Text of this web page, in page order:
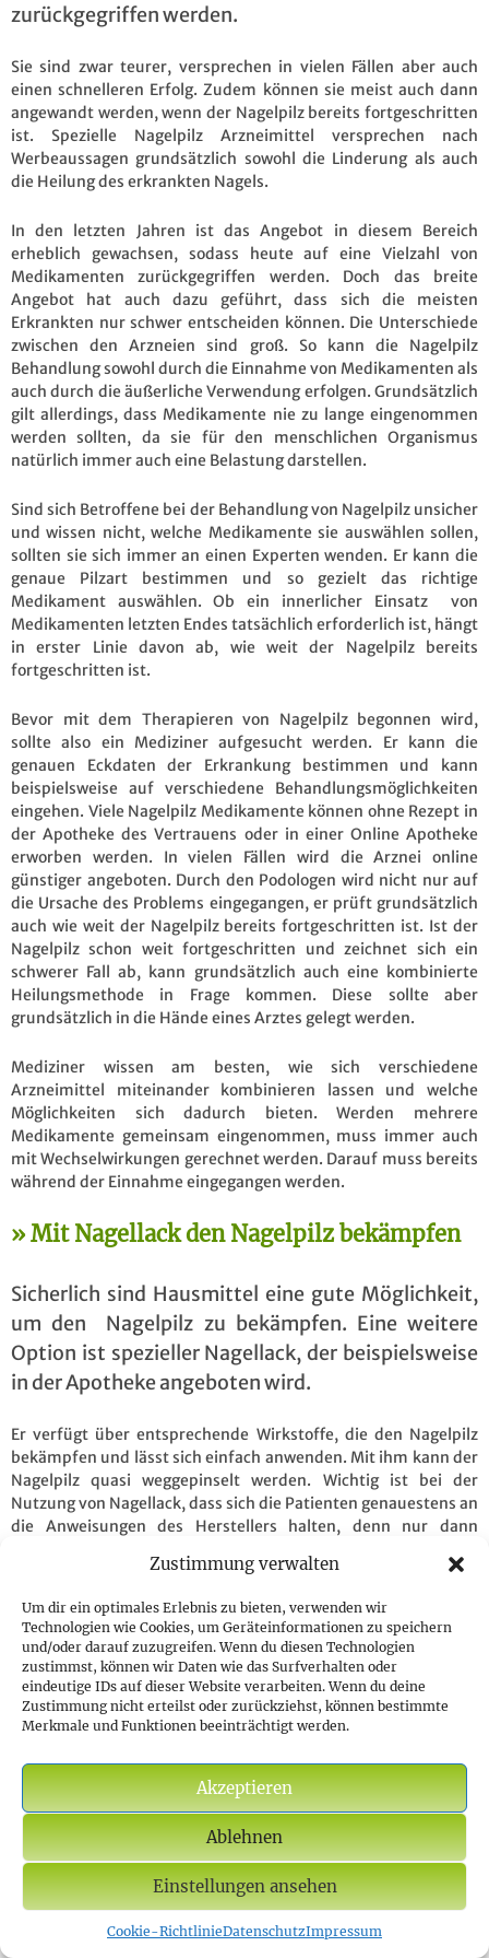
Zustimmung verwalten
Um dir ein optimales Erlebnis zu bieten, verwenden wir
Technologien wie Cookies, um Geräteinformationen zu speichern
und/oder darauf zuzugreifen. Wenn du diesen Technologien
zustimmst, können wir Daten wie das Surfverhalten oder
eindeutige IDs auf dieser Website verarbeiten. Wenn du deine
Zustimmung nicht erteilst oder zurückziehst, können bestimmte
Merkmale und Funktionen beeinträchtigt werden.
Akzeptieren
Ablehnen
Einstellungen ansehen
Cookie-RichtlinieDatenschutzImpressum
zurückgegriffen werden.
Sie sind zwar teurer, versprechen in vielen Fällen aber auch
einen schnelleren Erfolg. Zudem können sie meist auch dann
angewandt werden, wenn der Nagelpilz bereits fortgeschritten
ist. Spezielle Nagelpilz Arzneimittel versprechen nach
Werbeaussagen grundsätzlich sowohl die Linderung als auch
die Heilung des erkrankten Nagels.
In den letzten Jahren ist das Angebot in diesem Bereich
erheblich gewachsen, sodass heute auf eine Vielzahl von
Medikamenten zurückgegriffen werden. Doch das breite
Angebot hat auch dazu geführt, dass sich die meisten
Erkrankten nur schwer entscheiden können. Die Unterschiede
zwischen den Arzneien sind groß. So kann die Nagelpilz
Behandlung sowohl durch die Einnahme von Medikamenten als
auch durch die äußerliche Verwendung erfolgen. Grundsätzlich
gilt allerdings, dass Medikamente nie zu lange eingenommen
werden sollten, da sie für den menschlichen Organismus
natürlich immer auch eine Belastung darstellen.
Sind sich Betroffene bei der Behandlung von Nagelpilz unsicher
und wissen nicht, welche Medikamente sie auswählen sollen,
sollten sie sich immer an einen Experten wenden. Er kann die
genaue Pilzart bestimmen und so gezielt das richtige
Medikament auswählen. Ob ein innerlicher Einsatz von
Medikamenten letzten Endes tatsächlich erforderlich ist, hängt
in erster Linie davon ab, wie weit der Nagelpilz bereits
fortgeschritten ist.
Bevor mit dem Therapieren von Nagelpilz begonnen wird,
sollte also ein Mediziner aufgesucht werden. Er kann die
genauen Eckdaten der Erkrankung bestimmen und kann
beispielsweise auf verschiedene Behandlungsmöglichkeiten
eingehen. Viele Nagelpilz Medikamente können ohne Rezept in
der Apotheke des Vertrauens oder in einer Online Apotheke
erworben werden. In vielen Fällen wird die Arznei online
günstiger angeboten. Durch den Podologen wird nicht nur auf
die Ursache des Problems eingegangen, er prüft grundsätzlich
auch wie weit der Nagelpilz bereits fortgeschritten ist. Ist der
Nagelpilz schon weit fortgeschritten und zeichnet sich ein
schwerer Fall ab, kann grundsätzlich auch eine kombinierte
Heilungsmethode in Frage kommen. Diese sollte aber
grundsätzlich in die Hände eines Arztes gelegt werden.
Mediziner wissen am besten, wie sich verschiedene
Arzneimittel miteinander kombinieren lassen und welche
Möglichkeiten sich dadurch bieten. Werden mehrere
Medikamente gemeinsam eingenommen, muss immer auch
mit Wechselwirkungen gerechnet werden. Darauf muss bereits
während der Einnahme eingegangen werden.
Mit Nagellack den Nagelpilz bekämpfen
Sicherlich sind Hausmittel eine gute Möglichkeit,
um den Nagelpilz zu bekämpfen. Eine weitere
Option ist spezieller Nagellack, der beispielsweise
in der Apotheke angeboten wird.
Er verfügt über entsprechende Wirkstoffe, die den Nagelpilz
bekämpfen und lässt sich einfach anwenden. Mit ihm kann der
Nagelpilz quasi weggepinselt werden. Wichtig ist bei der
Nutzung von Nagellack, dass sich die Patienten genauestens an
die Anweisungen des Herstellers halten, denn nur dann
Halten sich die Patienten an die Auftragezyklen, können sie
Wochen den Garaus machen und haben wieder einen gesunden
Nagel.
Neben Nagellack gibt es weitere Arzneimittel, die sich für die
Nagelpilz Behandlung anbieten und sich sehr einfach
anwenden lassen. Dazu gehört beispielsweise Salbe, die
weitere Alternative ist spezielles Spray. Auch in diesem sind
Wirkstoffe enthalten, die den Nagelpilz bekämpfen sollen.
Grundsätzlich ist es wichtig bei der Nutzung von
Medikamenten die Hinweise des Herstellers genauestens zu
lesen, denn auch bei Nagellacken kann es zu unterschiedlichen
Anwendungsmerkmalen kommen.
Grundsätzlich werden die meisten Arzneimittel immer gezielt